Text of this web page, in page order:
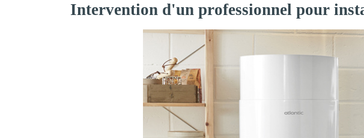
Intervention d'un professionnel pour